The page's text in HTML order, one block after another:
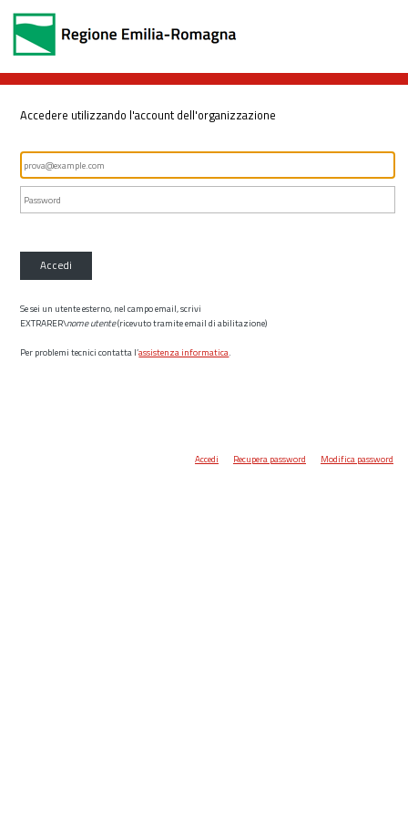
Accedere utilizzando l'account dell'organizzazione
Accedi
Se sei un utente esterno, nel campo email, scrivi
EXTRARER\nome utente(ricevuto tramite email di abilitazione)
Per problemi tecnici contatta l’assistenza informatica.
Accedi Recupera password Modifica password